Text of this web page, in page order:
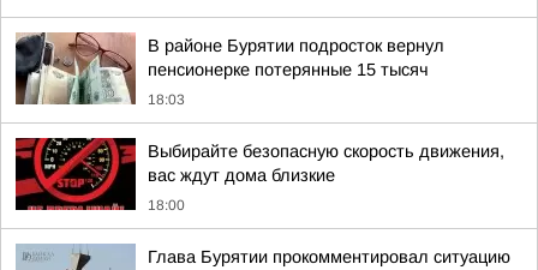
В районе Бурятии подросток вернул
пенсионерке потерянные 15 тысяч
18:03
Выбирайте безопасную скорость движения,
вас ждут дома близкие
18:00
Глава Бурятии прокомментировал ситуацию